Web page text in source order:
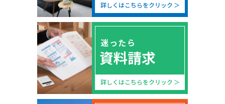
弊社リノベプラスでは、お客様に許可なく頻繁に電話
をしたり、訪問したりすることはございません。
ですので、お気軽にご相談いただければと思います。
また、建物診断やプランニング、お見積りまではすべ
て無料で実施させていただいておりますが、もしお客
様のご要望にそぐわない場合は遠慮なくお断りいただ
いて構いません。
お客様にとって、家づくりは人生に何度も経験するこ
とではありません。われわれとしてもお客様に後悔は
していただきたくありません。
詳しくはこちらをクリック
迷ったら
資料請求
詳しくはこちらをクリック